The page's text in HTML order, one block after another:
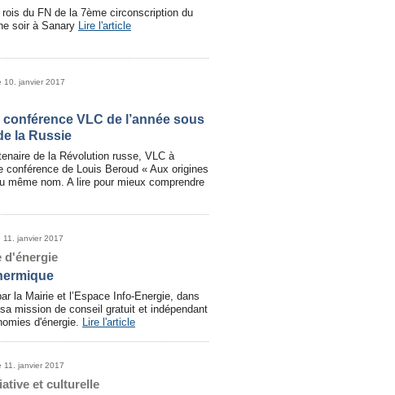
du FN de la 7ème circonscription du
soir à Sanary Lire l'article
10. janvier 2017
conférence VLC de l’année sous
la Russie
de la Révolution russe, VLC à
conférence de Louis Beroud « Aux origines
même nom. A lire pour mieux comprendre
11. janvier 2017
d'énergie
la Mairie et l’Espace Info-Energie, dans
mission de conseil gratuit et indépendant
d'énergie. Lire l'article
11. janvier 2017
et culturelle